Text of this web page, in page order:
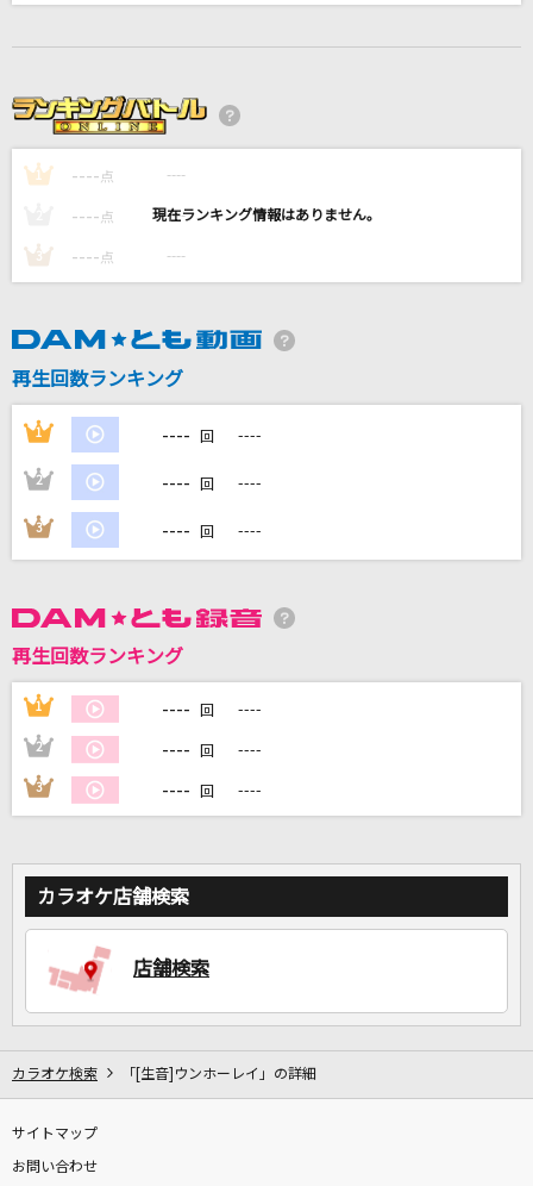
ラブソングに襲われる
ハルジオン
YOASOBI
ずっと真夜中でいいのに。
AKB48
YOASOBI
世界に一つだけの花
SMAP
DAMの新曲・ランキングなど
DAMに会員登録・ログインして
自宅でカラオケ歌い放題！
1 ---- 点 ----
---- 点 ----
3 ---- 点 ----
再生回数ランキング
1 ---- 回 ----
2 ---- 回 ----
3 ---- 回 ----
再生回数ランキング
1 ---- 回 ----
2 ---- 回 ----
3 ---- 回 ----
カラオケ店舗検索
店舗検索
カラオケ検索 「[生音]ウンホーレイ」の詳細
サイトマップ
お問い合わせ